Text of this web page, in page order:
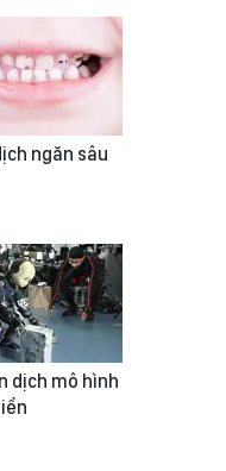
ngăn sâu
dịch mô hình